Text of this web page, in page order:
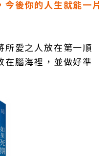
後你的人生就能一片
所愛之人放在第一順
在腦海裡，並做好準